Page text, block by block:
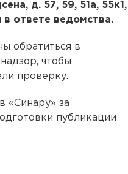
д. 57, 59, 51а, 55к1,
ответе ведомства.
обратиться в
чтобы
проверку.
«Синару» за
публикации